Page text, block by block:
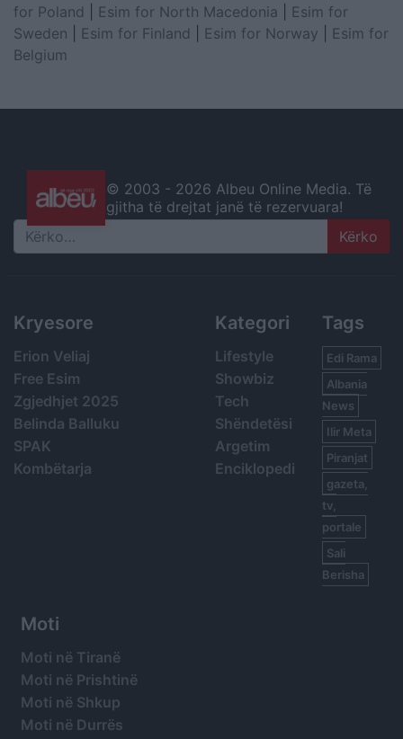
for Poland
Esim for North Macedonia
Esim for
Sweden
Esim for Finland Esim for Norway
Esim for
Belgium
© 2003 - 2026 Albeu Online Media. Të
gjitha të drejtat janë të rezervuara!
Search
Kryesore
Erion Veliaj
Free Esim
Zgjedhjet 2025
Belinda Balluku
SPAK
Kombëtarja
Kategori
Lifestyle
Showbiz
Tech
Shëndetësi
Argetim
Enciklopedi
Tags
Edi Rama
Albania
News
Ilir Meta
Piranjat
gazeta,
tv,
portale
Sali
Berisha
Moti
Moti në Tiranë
Moti në Prishtinë
Moti në Shkup
Moti në Durrës